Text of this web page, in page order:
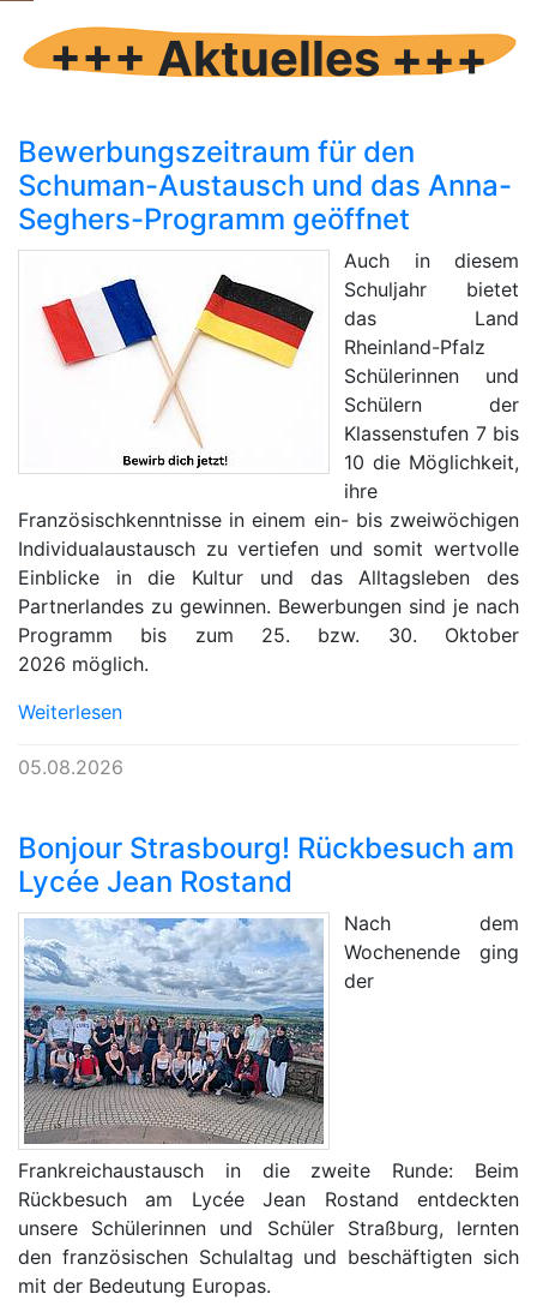
+++ Aktuelles +++
Bewerbungszeitraum für den
Schuman-Austausch und das Anna-
Seghers-Programm geöffnet
Auch in diesem
Schuljahr bietet
das Land
Rheinland-Pfalz
Schülerinnen und
Schülern der
Klassenstufen 7 bis
10 die Möglichkeit,
ihre
Französischkenntnisse in einem ein- bis zweiwöchigen
Individualaustausch zu vertiefen und somit wertvolle
Einblicke in die Kultur und das Alltagsleben des
Partnerlandes zu gewinnen. Bewerbungen sind je nach
Programm bis zum 25. bzw. 30. Oktober
2026 möglich.
Weiterlesen
05.08.2026
Bonjour Strasbourg! Rückbesuch am
Lycée Jean Rostand
Nach dem
Wochenende ging
der
Frankreichaustausch in die zweite Runde: Beim
Rückbesuch am Lycée Jean Rostand entdeckten
unsere Schülerinnen und Schüler Straßburg, lernten
den französischen Schulaltag und beschäftigten sich
mit der Bedeutung Europas.